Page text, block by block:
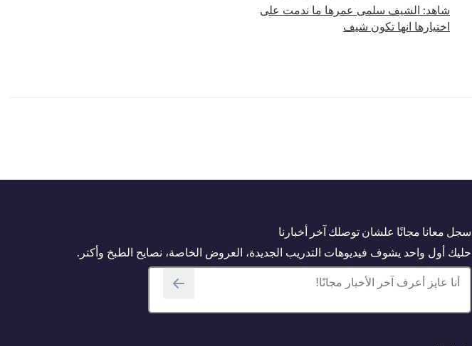
شاهد: الشيف سلمى عمرها ما ندمت على
اختيارها انها تكون شيف
سجل معانا مجانًا علشان توصلك آخر أخبارنا
حليك أول واحد يشوف فيديوهات التدريب الجديدة، العروض الخاصة، نصايح الطبخ وأكتر.
أنا عايز أعرف آخر الأخبار مجانًا!